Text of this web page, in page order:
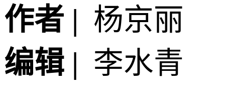
作者 | 杨京丽
编辑 | 李水青